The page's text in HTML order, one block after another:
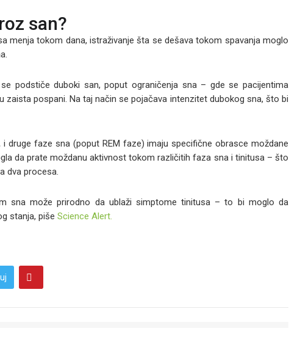
san?
menja tokom dana, istraživanje šta se dešava tokom spavanja moglo
podstiče duboki san, poput ograničenja sna – gde se pacijentima
zaista pospani. Na taj način se pojačava intenzitet dubokog sna, što bi
druge faze sna (poput REM faze) imaju specifične obrasce moždane
da prate moždanu aktivnost tokom različitih faza sna i tinitusa – što
dva procesa.
sna može prirodno da ublaži simptome tinitusa – to bi moglo da
stanja, piše Science Alert.